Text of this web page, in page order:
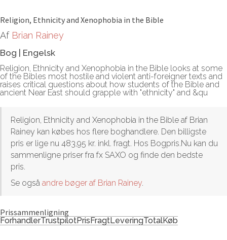
Religion, Ethnicity and Xenophobia in the Bible
Af Brian Rainey
Bog | Engelsk
Religion, Ethnicity and Xenophobia in the Bible looks at some
of the Bibles most hostile and violent anti-foreigner texts and
raises critical questions about how students of the Bible and
ancient Near East should grapple with "ethnicity" and &qu
Religion, Ethnicity and Xenophobia in the Bible af Brian
Rainey kan købes hos flere boghandlere. Den billigste
pris er lige nu 483,95 kr. inkl. fragt. Hos Bogpris.Nu kan du
sammenligne priser fra fx SAXO og finde den bedste
pris.
Se også andre bøger af Brian Rainey.
Prissammenligning
ForhandlerTrustpilotPrisFragtLeveringTotalKøb